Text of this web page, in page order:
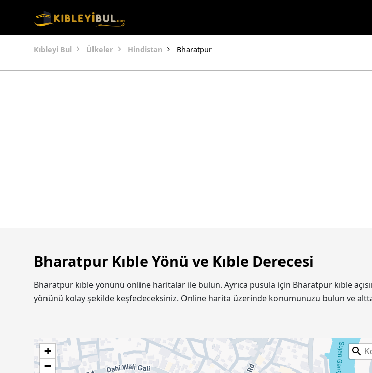
Kıbleyi Bul Ülkeler Hindistan Bharatpur
Bharatpur Kıble Yönü ve Kıble Derecesi
Bharatpur kıble yönünü online haritalar ile bulun. Ayrıca pusula için Bharatpur kıble
yönünü kolay şekilde keşfedeceksiniz. Online harita üzerinde konumunuzu bulun ve
+
−